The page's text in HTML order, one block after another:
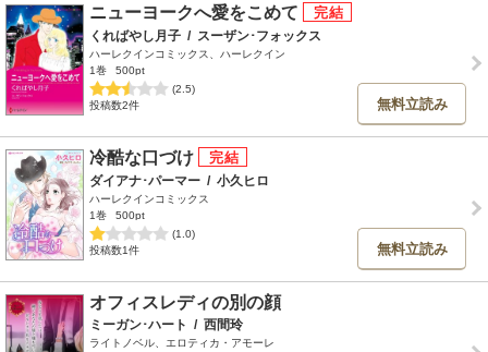
ニューヨークへ愛をこめて
くればやし月子 / スーザン･フォックス
ハーレクインコミックス、ハーレクイン
1巻
500pt
(2.5)
投稿数2件
無料立読み
冷酷な口づけ
ダイアナ･パーマー / 小久ヒロ
ハーレクインコミックス
1巻
500pt
(1.0)
投稿数1件
無料立読み
オフィスレディの別の顔
ミーガン･ハート / 西間玲
ライトノベル、エロティカ・アモーレ